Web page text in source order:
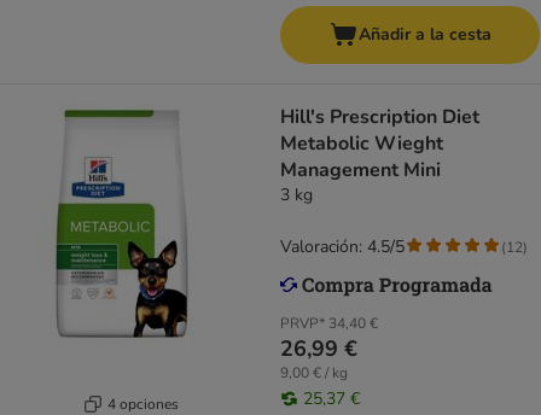
Añadir a la cesta
4 opciones
Hill's Prescription Diet
Metabolic Wieght
Management Mini
3 kg
PRVP* 34,40 €
26,99 €
9,00 € / kg
25,37 €
Valoración: 4.5/5 (12)